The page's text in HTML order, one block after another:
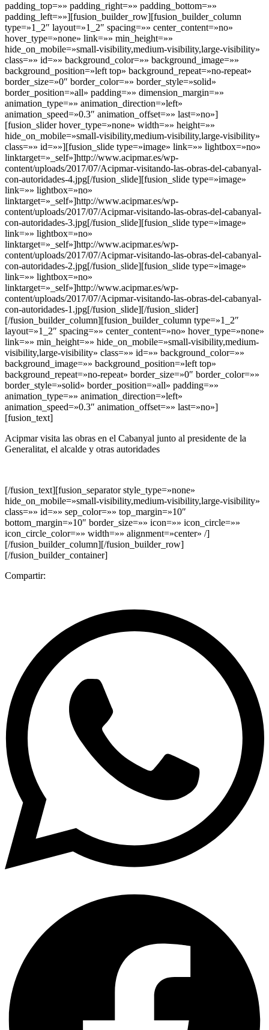
padding_top=»» padding_right=»» padding_bottom=»»
padding_left=»»][fusion_builder_row][fusion_builder_column
type=»1_2″ layout=»1_2″ spacing=»» center_content=»no»
hover_type=»none» link=»» min_height=»»
hide_on_mobile=»small-visibility,medium-visibility,large-visibility»
class=»» id=»» background_color=»» background_image=»»
background_position=»left top» background_repeat=»no-repeat»
border_size=»0″ border_color=»» border_style=»solid»
border_position=»all» padding=»» dimension_margin=»»
animation_type=»» animation_direction=»left»
animation_speed=»0.3″ animation_offset=»» last=»no»]
[fusion_slider hover_type=»none» width=»» height=»»
hide_on_mobile=»small-visibility,medium-visibility,large-visibility»
class=»» id=»»][fusion_slide type=»image» link=»» lightbox=»no»
linktarget=»_self»]http://www.acipmar.es/wp-
content/uploads/2017/07/Acipmar-visitando-las-obras-del-cabanyal-
con-autoridades-4.jpg[/fusion_slide][fusion_slide type=»image»
link=»» lightbox=»no»
linktarget=»_self»]http://www.acipmar.es/wp-
content/uploads/2017/07/Acipmar-visitando-las-obras-del-cabanyal-
con-autoridades-3.jpg[/fusion_slide][fusion_slide type=»image»
link=»» lightbox=»no»
linktarget=»_self»]http://www.acipmar.es/wp-
content/uploads/2017/07/Acipmar-visitando-las-obras-del-cabanyal-
con-autoridades-2.jpg[/fusion_slide][fusion_slide type=»image»
link=»» lightbox=»no»
linktarget=»_self»]http://www.acipmar.es/wp-
content/uploads/2017/07/Acipmar-visitando-las-obras-del-cabanyal-
con-autoridades-1.jpg[/fusion_slide][/fusion_slider]
[/fusion_builder_column][fusion_builder_column type=»1_2″
layout=»1_2″ spacing=»» center_content=»no» hover_type=»none»
link=»» min_height=»» hide_on_mobile=»small-visibility,medium-
visibility,large-visibility» class=»» id=»» background_color=»»
background_image=»» background_position=»left top»
background_repeat=»no-repeat» border_size=»0″ border_color=»»
border_style=»solid» border_position=»all» padding=»»
animation_type=»» animation_direction=»left»
animation_speed=»0.3″ animation_offset=»» last=»no»]
[fusion_text]
Acipmarvisita las obras en el Cabanyal junto al presidente de la
Generalitat, el alcalde y otras autoridades
[/fusion_text][fusion_separator style_type=»none»
hide_on_mobile=»small-visibility,medium-visibility,large-visibility»
class=»» id=»» sep_color=»» top_margin=»10″
bottom_margin=»10″ border_size=»» icon=»» icon_circle=»»
icon_circle_color=»» width=»» alignment=»center» /]
[/fusion_builder_column][/fusion_builder_row]
[/fusion_builder_container]
Compartir: